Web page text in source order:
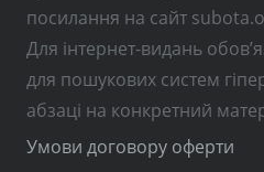
посилання на сайт
Для інтернет-видань
для пошукових систем
абзаці на конкретний
Умови договору оферти